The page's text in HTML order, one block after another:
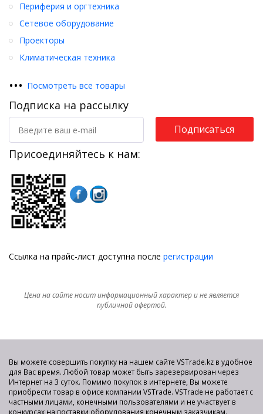
Периферия и оргтехника
Сетевое оборудование
Проекторы
Климатическая техника
••• Посмотреть все товары
Подписка на рассылку
Подписаться
Присоединяйтесь к нам:
Ссылка на прайс-лист доступна после регистрации
Цена на сайте носит информационный характер и не является
публичной офертой.
Вы можете совершить покупку на нашем сайте VSTrade.kz в удобное
для Вас время. Любой товар может быть зарезервирован через
Интернет на 3 суток. Помимо покупок в интернете, Вы можете
приобрести товар в офисе компании VSTrade. VSTrade не работает с
частными лицами, конечными пользователями и не участвует в
конкурсах на поставки оборудования конечным заказчикам.